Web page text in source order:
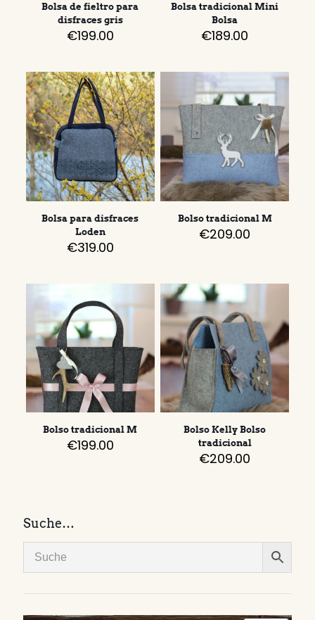
Bolsa de fieltro para
disfraces gris
€199.00
Bolsa tradicional Mini
Bolsa
€189.00
Bolsa para disfraces
Loden
€319.00
Bolso tradicional M
€209.00
Bolso tradicional M
€199.00
Bolso Kelly Bolso
tradicional
€209.00
Suche…